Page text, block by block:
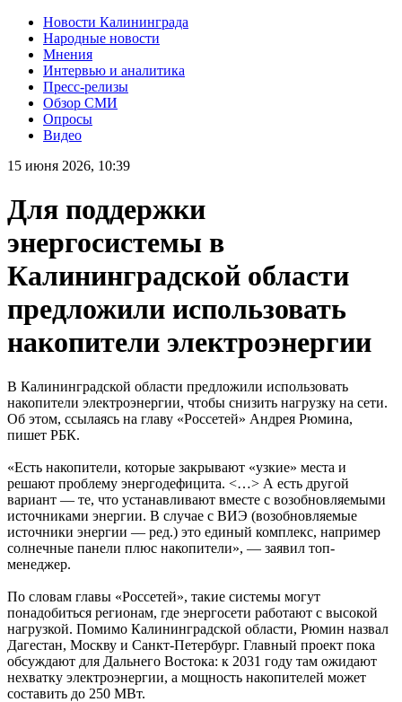
Новости Калининграда
Народные новости
Мнения
Интервью и аналитика
Пресс-релизы
Обзор СМИ
Опросы
Видео
15 июня 2026, 10:39
Для поддержки
энергосистемы в
Калининградской области
предложили использовать
накопители электроэнергии
В Калининградской области предложили использовать
накопители электроэнергии, чтобы снизить нагрузку на сети.
Об этом, ссылаясь на главу «Россетей» Андрея Рюмина,
пишет РБК.
«Есть накопители, которые закрывают «узкие» места и
решают проблему энергодефицита. <…> А есть другой
вариант — те, что устанавливают вместе с возобновляемыми
источниками энергии. В случае с ВИЭ (возобновляемые
источники энергии — ред.) это единый комплекс, например
солнечные панели плюс накопители», — заявил топ-
менеджер.
По словам главы «Россетей», такие системы могут
понадобиться регионам, где энергосети работают с высокой
нагрузкой. Помимо Калининградской области, Рюмин назвал
Дагестан, Москву и Санкт-Петербург. Главный проект пока
обсуждают для Дальнего Востока: к 2031 году там ожидают
нехватку электроэнергии, а мощность накопителей может
составить до 250 МВт.